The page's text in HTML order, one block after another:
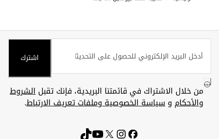
اشترك
من خلال الاشتراك في قائمتنا البريدية، فإنك تقبلالشروط
والأحكام وسياسة الخصوصية وملفات تعريف الارتباط.